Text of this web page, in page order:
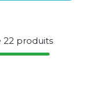
22 produits